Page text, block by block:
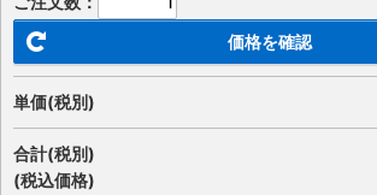
価格を確認
単価(税別)
合計(税別)
(税込価格)